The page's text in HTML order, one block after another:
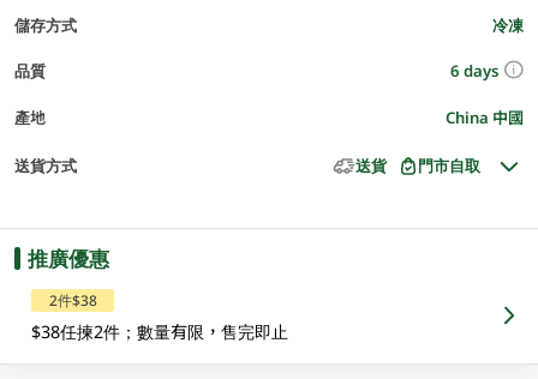
儲存方式 冷凍
品質 6 days
產地 China 中國
送貨方式 送貨 門市自取
推廣優惠
2件$38
$38任揀2件；數量有限，售完即止